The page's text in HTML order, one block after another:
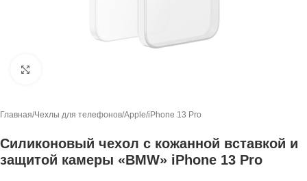
Главная/Чехлы для телефонов/Apple/iPhone 13 Pro
Силиконовый чехол с кожанной вставкой и
защитой камеры «BMW» iPhone 13 Pro